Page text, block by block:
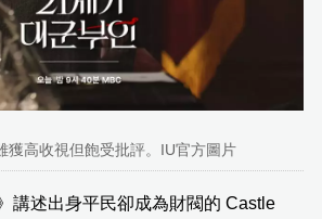
獲高收視但飽受批評。IU官方圖片
講述出身平民卻成為財閥的 Castle